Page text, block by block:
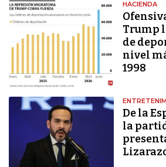
HACIENDA
Trump
de
nivel
1998
De la
la